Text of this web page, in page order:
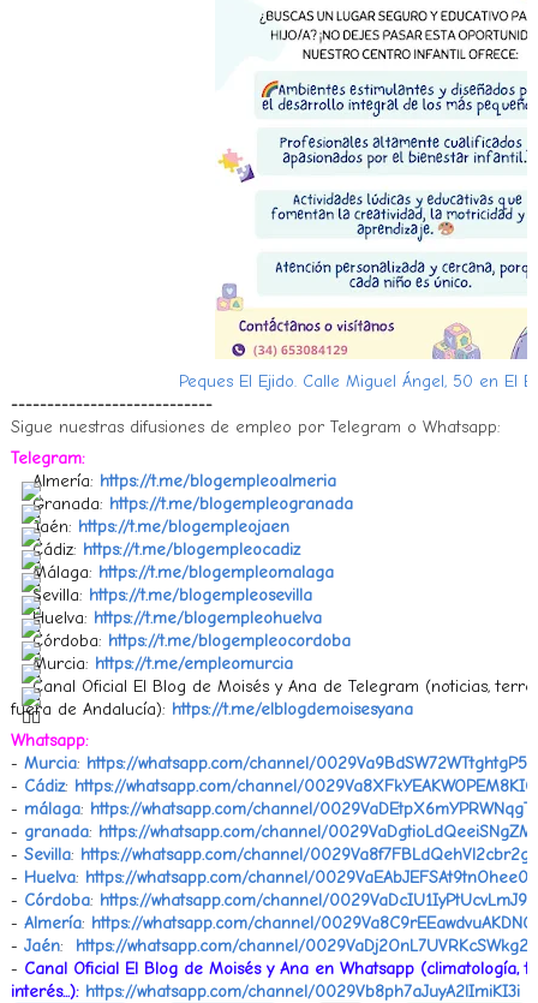
Peques El Ejido. Calle Miguel Ángel, 50 en El
----------------------------
Sigue nuestras difusiones de empleo por Telegram o Whatsapp:
Telegram:
Almería: https://t.me/blogempleoalmeria
Granada: https://t.me/blogempleogranada
Jaén: https://t.me/blogempleojaen
Cádiz: https://t.me/blogempleocadiz
Málaga: https://t.me/blogempleomalaga
Sevilla: https://t.me/blogempleosevilla
Huelva: https://t.me/blogempleohuelva
Córdoba: https://t.me/blogempleocordoba
Murcia: https://t.me/empleomurcia
Canal Oficial El Blog de Moisés y Ana de Telegram (noticias,
fuera de Andalucía): https://t.me/elblogdemoisesyana
Whatsapp:
- Murcia: https://whatsapp.com/channel/
- Cádiz: https://whatsapp.com/channel/
- málaga: https://whatsapp.com/channel/
- granada: https://whatsapp.com/channel/
- Sevilla: https://whatsapp.com/channel/0029Va8f7FBLdQehVl2cbr2g
- Huelva: https://whatsapp.com/channel/0029VaEAbJEFSAt9tnOhee02
- Córdoba: https://whatsapp.com/channel/
- Almería: https://whatsapp.com/channel/
- Jaén: ‎ https://whatsapp.com/channel/0029VaDj2OnL7UVRKcSWkg26
- Canal Oficial El Blog de Moisés y Ana en Whatsapp (climatología,
interés...): https://whatsapp.com/channel/0029Vb8ph7aJuyA2lImiKI3i